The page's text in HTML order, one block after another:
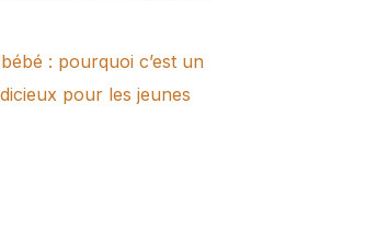
: pourquoi c’est un
pour les jeunes